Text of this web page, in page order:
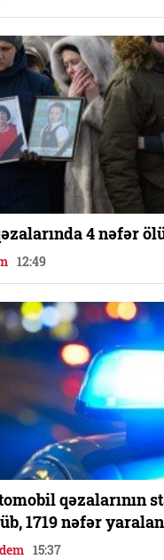
4 nəfər
12:49
qəzalarının
1719 nəfər
15:37